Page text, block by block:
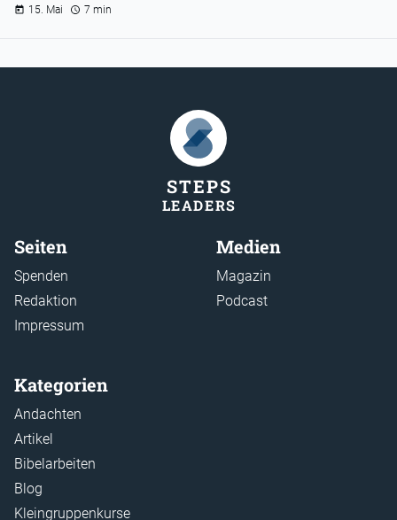
15. Mai 7 min
STEPS
LEADERS
Seiten
Spenden
Redaktion
Impressum
Medien
Magazin
Podcast
Kategorien
Andachten
Artikel
Bibelarbeiten
Blog
Kleingruppenkurse